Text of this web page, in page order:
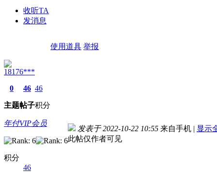
收听TA
发消息
使用道具 举报
18176***
0
主题
46
帖子
46
积分
年付VIP会员
积分
46
发表于 2022-10-22 10:55 来自手机 | 显示
此帖仅作者可见